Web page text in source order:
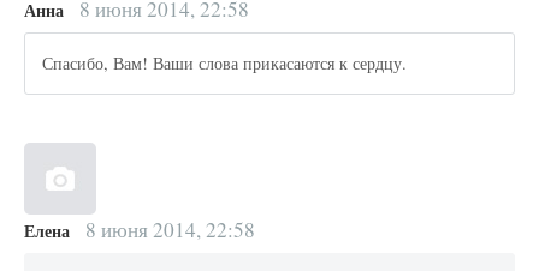
Анна 8 июня 2014, 22:58
Спасибо, Вам! Ваши слова прикасаются к сердцу.
Елена 8 июня 2014, 22:58